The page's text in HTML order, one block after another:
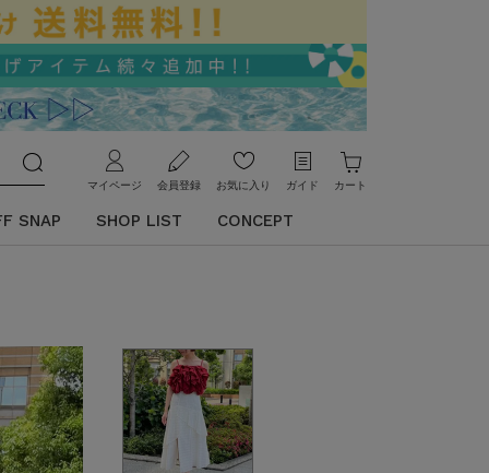
マイページ 会員登録 お気に入り ガイド カート
SNAP SHOP LIST CONCEPT